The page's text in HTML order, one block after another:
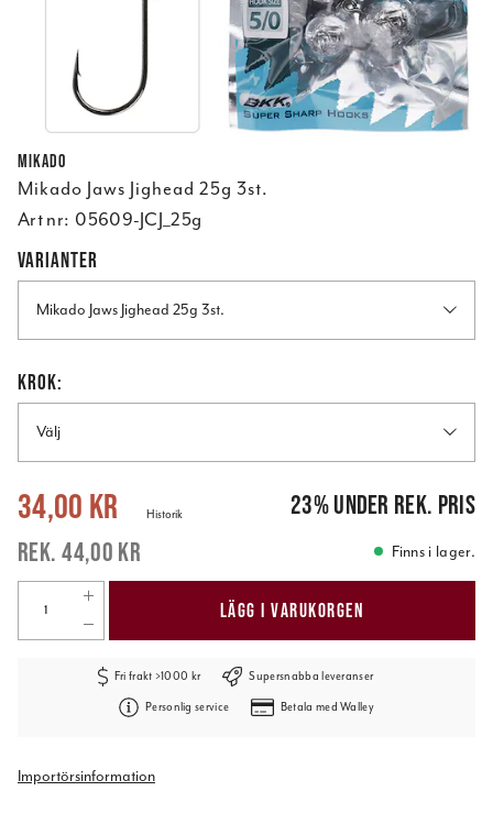
Mikado
Mikado Jaws Jighead 25g 3st.
Art nr: 05609-JCJ_25g
VARIANTER
Mikado Jaws Jighead 25g 3st.
KROK:
Välj
Nuvarande pris: 44,00 kr
34,00 kr
44,00 kr
Historik 23%under rek. pris
Finns i lager.
LÄGG I VARUKORGEN
Fri frakt >1000 kr Supersnabba leveranser
Personlig service Betala med Walley
Importörsinformation